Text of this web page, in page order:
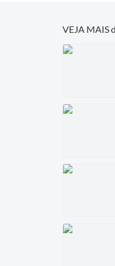
VEJA MAIS